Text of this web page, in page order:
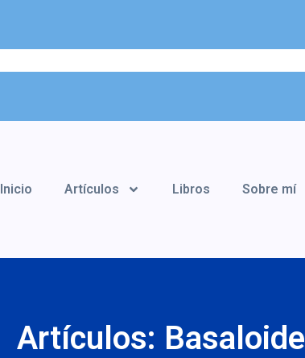
Inicio Artículos Libros Sobre mí
Artículos: Basaloide